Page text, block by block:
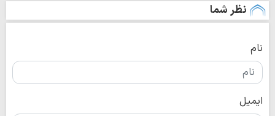
نظر شما
نام
ایمیل